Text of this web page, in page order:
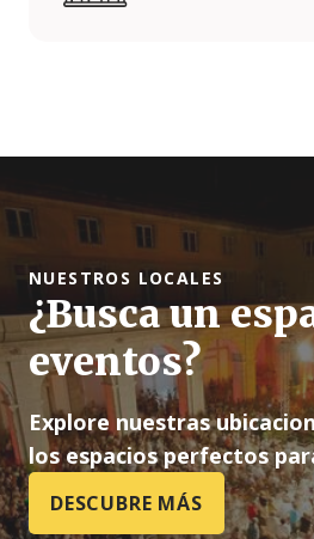
NUESTROS LOCALES
¿Busca un
eventos?
Explore nuestras
los espacios perfectos
DESCUBRE MÁS